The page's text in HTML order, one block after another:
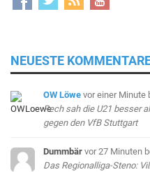
NEUESTE
OW Löwe vor einer Minute
Rech sah die U21 besser
gegen den VfB Stuttgart
Dummbär vor 27 Minuten
Das Regionalliga-Steno: